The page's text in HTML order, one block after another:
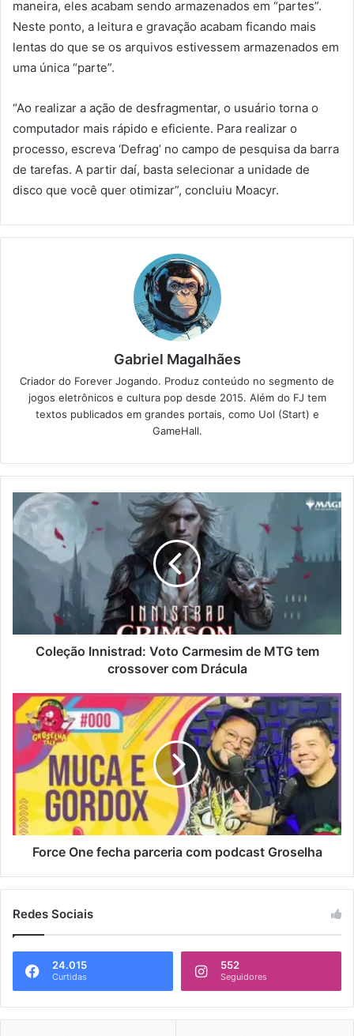
maneira, eles acabam sendo armazenados em “partes”.
Neste ponto, a leitura e gravação acabam ficando mais
lentas do que se os arquivos estivessem armazenados em
uma única “parte”.
“Ao realizar a ação de desfragmentar, o usuário torna o
computador mais rápido e eficiente. Para realizar o
processo, escreva ‘Defrag’ no campo de pesquisa da barra
de tarefas. A partir daí, basta selecionar a unidade de
disco que você quer otimizar”, concluiu Moacyr.
Gabriel Magalhães
Criador do Forever Jogando. Produz conteúdo no segmento de
jogos eletrônicos e cultura pop desde 2015. Além do FJ tem
textos publicados em grandes portais, como Uol (Start) e
GameHall.
Coleção Innistrad: Voto Carmesim de MTG tem
crossover com Drácula
Force One fecha parceria com podcast Groselha
Redes Sociais
24.015
Curtidas
552
Seguidores